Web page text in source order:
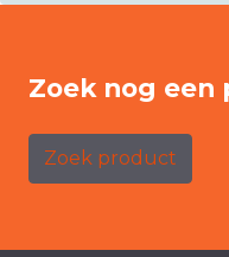
Zoek nog een
Zoek product